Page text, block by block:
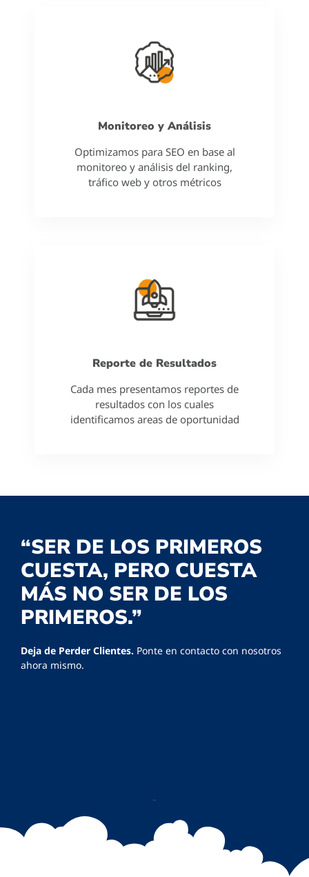
Monitoreo y Análisis
Optimizamos para SEO en base al
monitoreo y análisis del ranking,
tráfico web y otros métricos
Reporte de Resultados
Cada mes presentamos reportes de
resultados con los cuales
identificamos areas de oportunidad
“SER DE LOS PRIMEROS
CUESTA, PERO CUESTA
MÁS NO SER DE LOS
PRIMEROS.”
Deja de Perder Clientes. Ponte en contacto con nosotros
ahora mismo.